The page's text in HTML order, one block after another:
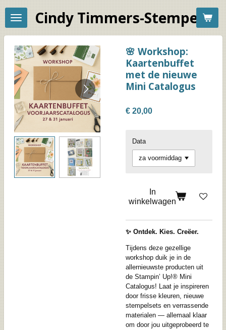
Ga
direct
naar
de
hoofdinhoud
Cindy Timmers-
🌸 Workshop:
Kaartenbuffet
met de nieuwe
Mini Catalogus
€ 20,00
Data
In
winkelwagen
✨ Ontdek. Kies. Creëer.
Tijdens deze gezellige
workshop duik je in de
allernieuwste producten uit
de Stampin’ Up!® Mini
Catalogus! Laat je inspireren
door frisse kleuren, nieuwe
stempelsets en verrassende
materialen — allemaal klaar
om door jou uitgeprobeerd te